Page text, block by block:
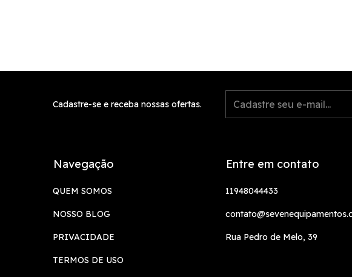
Cadastre-se e receba nossas ofertas.
Navegação
QUEM SOMOS
NOSSO BLOG
PRIVACIDADE
TERMOS DE USO
Entre em contato
11948044433
Rua Pedro de Melo, 39